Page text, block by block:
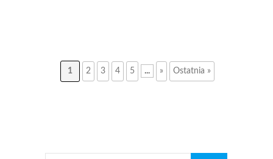
1 2 3 4 5 ... » Ostatnia »